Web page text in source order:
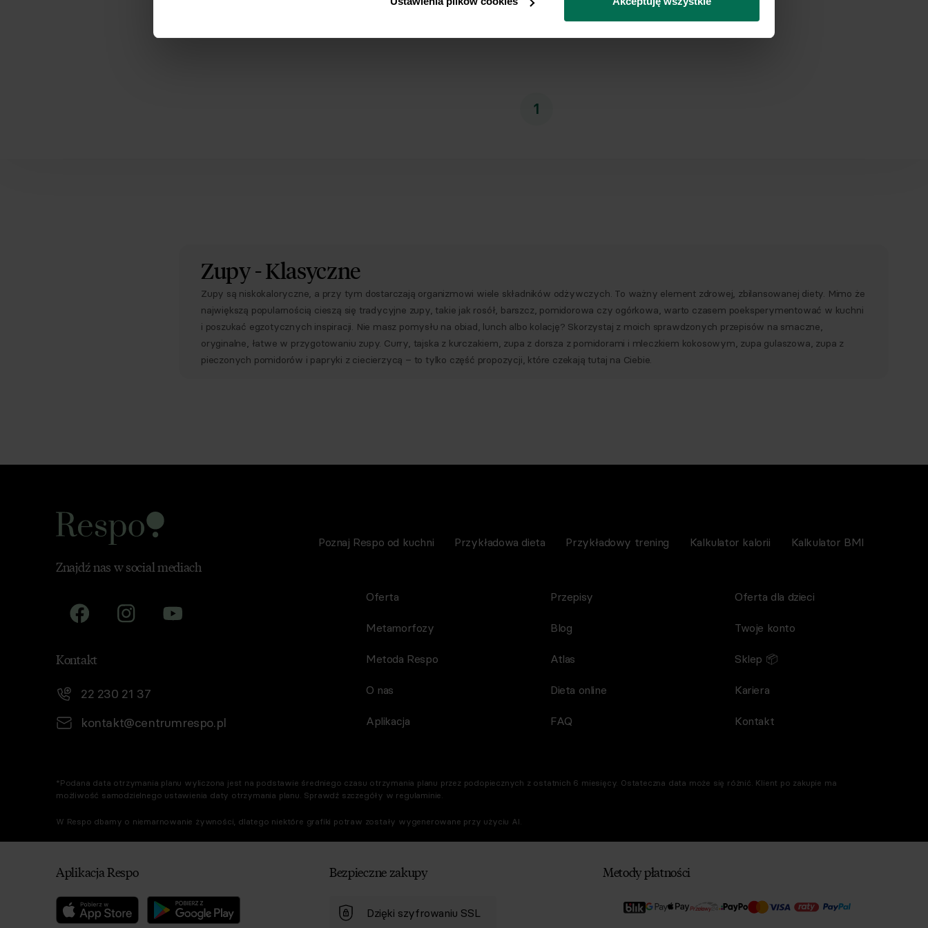
wycofania powyższej zgody w każdym czasie.
1
Zupy - Klasyczne
Zupy są niskokaloryczne, a przy tym dostarczają organizmowi wiele składników odżywczych. To ważny element zdrowej, zbilansowanej diety. Mimo że
największą popularnością cieszą się tradycyjne zupy, takie jak rosół, barszcz, pomidorowa czy ogórkowa, warto czasem poeksperymentować w kuchni
i poszukać egzotycznych inspiracji. Nie masz pomysłu na obiad, lunch albo kolację? Skorzystaj z moich sprawdzonych przepisów na smaczne,
oryginalne, łatwe w przygotowaniu zupy. Curry, tajska z kurczakiem, zupa z dorsza z pomidorami i mleczkiem kokosowym, zupa gulaszowa, zupa z
pieczonych pomidorów i papryki z ciecierzycą – to tylko część propozycji, które czekają tutaj na Ciebie.
Poznaj Respo od kuchni Przykładowa dieta Przykładowy trening Kalkulator kalorii Kalkulator BMI
Znajdź nas w social mediach
Kontakt
22 230 21 37
kontakt@centrumrespo.pl
Oferta
Metamorfozy
Metoda Respo
O nas
Aplikacja
Przepisy
Blog
Atlas
Dieta online
FAQ
Oferta dla dzieci
Twoje konto
Sklep 📦
Kariera
Kontakt
*Podana data otrzymania planu wyliczona jest na podstawie średniego czasu otrzymania planu przez podopiecznych z ostatnich 6 miesięcy. Ostateczna data może się różnić. Klient po zakupie ma
możliwość samodzielnego ustawienia daty otrzymania planu. Sprawdź szczegóły w regulaminie.
W Respo dbamy o niemarnowanie żywności, dlatego niektóre grafiki potraw zostały wygenerowane przy użyciu AI.
Aplikacja Respo Bezpieczne zakupy
Dzięki szyfrowaniu SSL
Metody płatności